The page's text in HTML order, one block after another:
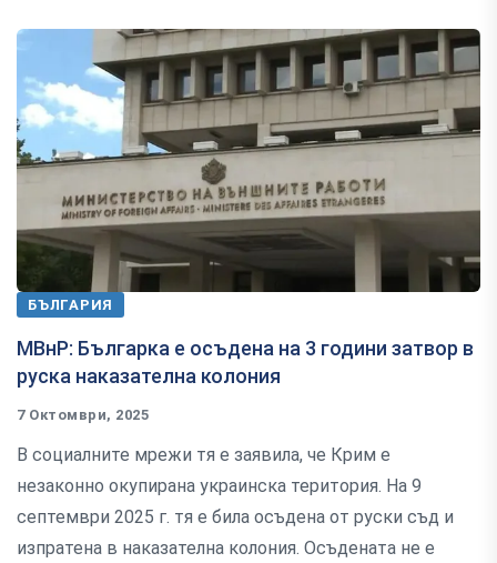
БЪЛГАРИЯ
МВнР: Българка е осъдена на 3 години затвор в
руска наказателна колония
7 Октомври, 2025
В социалните мрежи тя е заявила, че Крим е
незаконно окупирана украинска територия. На 9
септември 2025 г. тя е била осъдена от руски съд и
изпратена в наказателна колония. Осъдената не е